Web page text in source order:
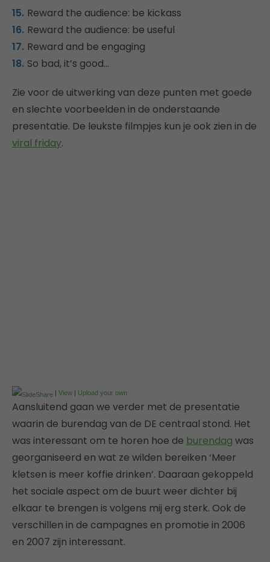
Reward the audience: be kickass
Reward the audience: be useful
Reward and be engaging
So bad, it’s good…
Zie voor de uitwerking van deze punten met goede
en slechte voorbeelden in de onderstaande
presentatie. De leukste filmpjes kun je ook zien in de
viral friday.
| View | Upload your own
Aansluitend gaan we verder met de presentatie
waarin de burendag van de DE centraal stond. Het
was interessant om te horen hoe de burendag was
georganiseerd en wat ze wilden bereiken ‘Meer
kletsen is meer koffie drinken’. Daaraan gekoppeld
het sociale aspect om de buurt weer dichter bij
elkaar te brengen is volgens mij erg sterk. Ook de
verschillen in de campagnes en promotie in 2006
en 2007 zijn interessant.